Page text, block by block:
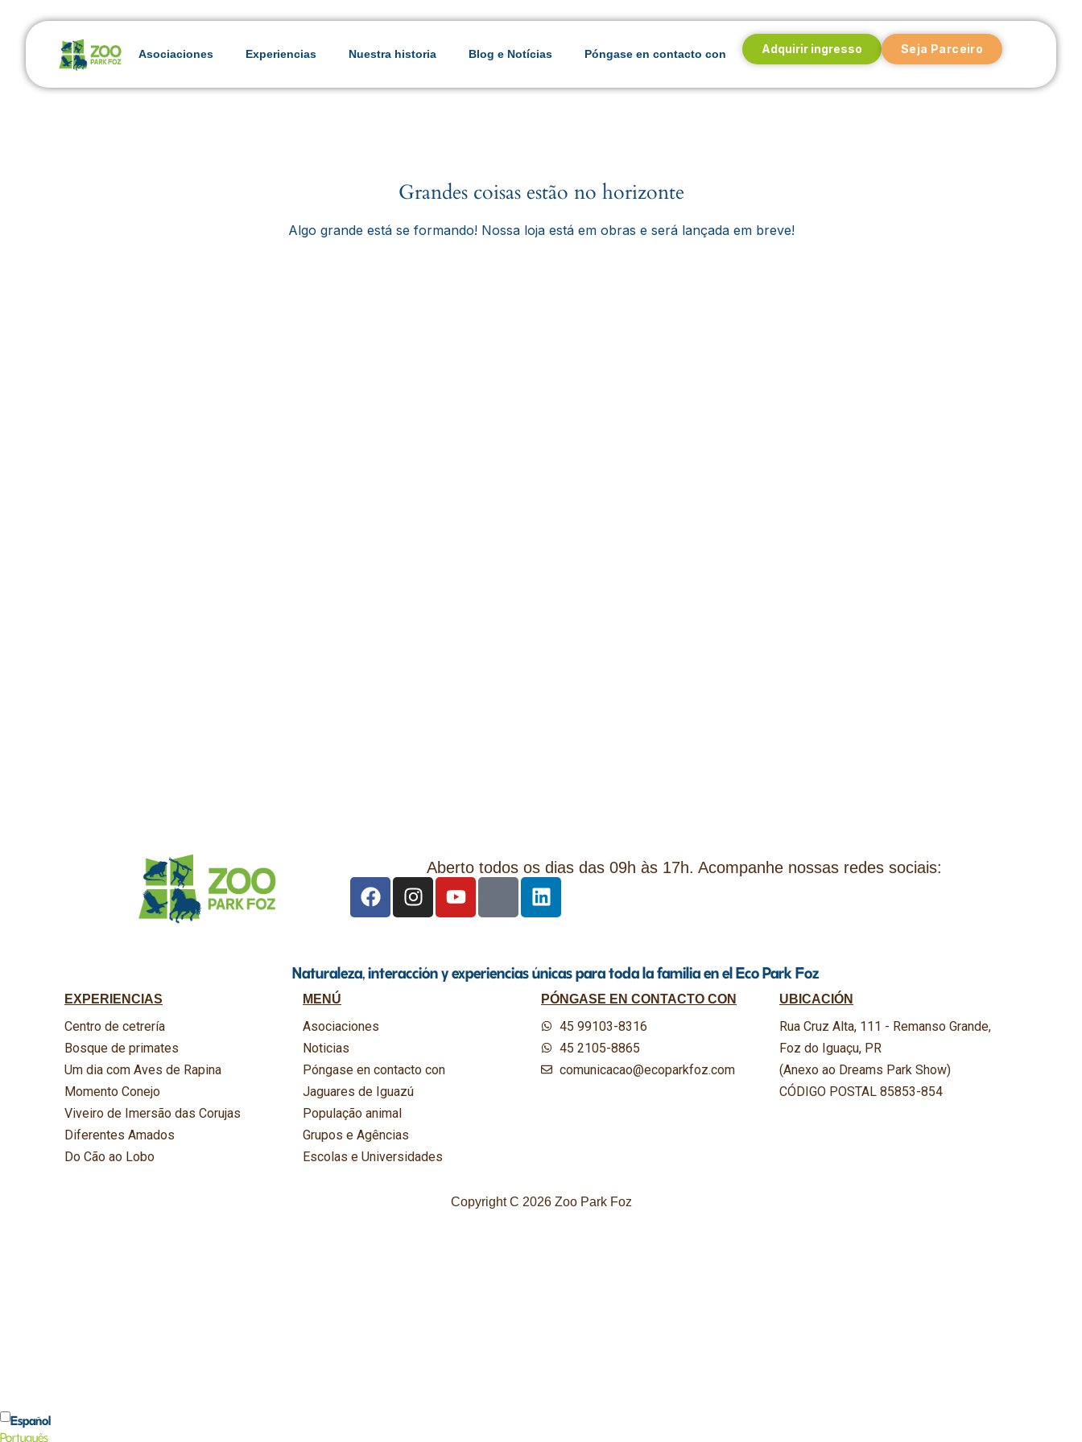
Asociaciones Experiencias Nuestra historia Blog e Notícias Póngase en contacto con Adquirir ingresso Seja Parceiro
Grandes coisas estão no horizonte
Algo grande está se formando! Nossa loja está em obras e será lançada em breve!
Aberto todos os dias das 09h às 17h. Acompanhe nossas redes sociais:
Naturaleza, interacción y experiencias únicas para toda la familia en el Eco Park Foz
EXPERIENCIAS
Centro de cetrería
Bosque de primates
Um dia com Aves de Rapina
Momento Conejo
Viveiro de Imersão das Corujas
Diferentes Amados
Do Cão ao Lobo
MENÚ
Asociaciones
Noticias
Póngase en contacto con
Jaguares de Iguazú
População animal
Grupos e Agências
Escolas e Universidades
PÓNGASE EN CONTACTO CON
45 99103-8316
45 2105-8865
comunicacao@ecoparkfoz.com
UBICACIÓN
Rua Cruz Alta, 111 - Remanso Grande,
Foz do Iguaçu, PR
(Anexo ao Dreams Park Show)
CÓDIGO POSTAL 85853-854
Copyright C 2026 Zoo Park Foz
Español
Português